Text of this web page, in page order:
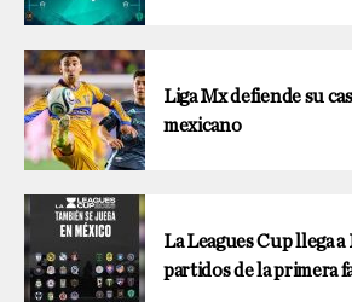
Liga Mx defiende su
mexicano
La Leagues Cup llega
partidos de la primera